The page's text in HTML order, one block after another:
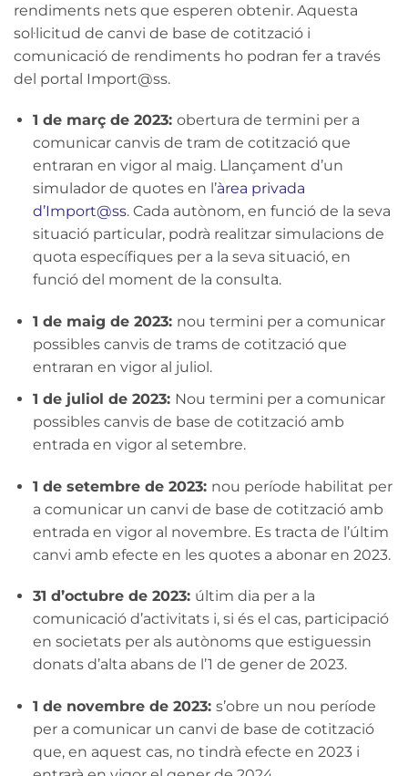
rendiments nets que esperen obtenir. Aquesta
sol·licitud de canvi de base de cotització i
comunicació de rendiments ho podran fer a través
del portal Import@ss.
1 de març de 2023: obertura de termini per a
comunicar canvis de tram de cotització que
entraran en vigor al maig. Llançament d’un
simulador de quotes en l’àrea privada
d’Import@ss. Cada autònom, en funció de la seva
situació particular, podrà realitzar simulacions de
quota específiques per a la seva situació, en
funció del moment de la consulta.
1 de maig de 2023: nou termini per a comunicar
possibles canvis de trams de cotització que
entraran en vigor al juliol.
1 de juliol de 2023: Nou termini per a comunicar
possibles canvis de base de cotització amb
entrada en vigor al setembre.
1 de setembre de 2023: nou període habilitat per
a comunicar un canvi de base de cotització amb
entrada en vigor al novembre. Es tracta de l’últim
canvi amb efecte en les quotes a abonar en 2023.
31 d’octubre de 2023: últim dia per a la
comunicació d’activitats i, si és el cas, participació
en societats per als autònoms que estiguessin
donats d’alta abans de l’1 de gener de 2023.
1 de novembre de 2023: s’obre un nou període
per a comunicar un canvi de base de cotització
que, en aquest cas, no tindrà efecte en 2023 i